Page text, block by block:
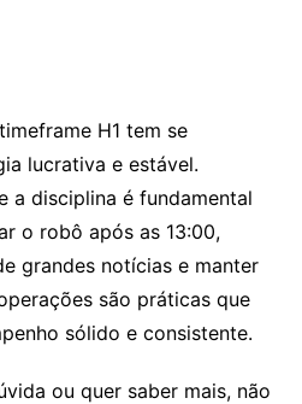
H1 tem se
lucrativa e estável.
a disciplina é fundamental
o robô após as 13:00,
grandes notícias e manter
são práticas que
sólido e consistente.
ou quer saber mais, não